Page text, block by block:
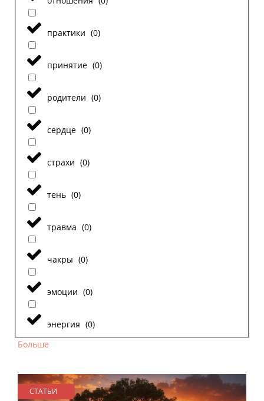
практики (0)
принятие (0)
родители (0)
сердце (0)
страхи (0)
тень (0)
травма (0)
чакры (0)
эмоции (0)
энергия (0)
Больше
СТАТЬИ